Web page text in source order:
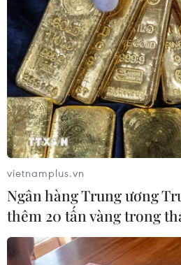
TIN LIÊN QUAN
vietnamplus.vn
Ngân hàng Trung ương
thêm 20 tấn vàng trong